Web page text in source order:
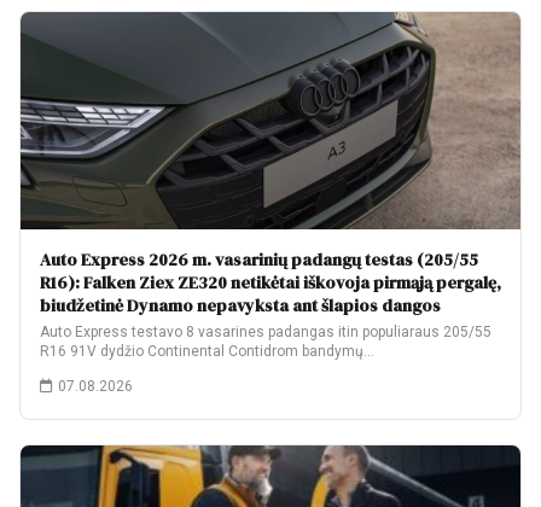
Auto Express 2026 m. vasarinių padangų testas (205/55
R16): Falken Ziex ZE320 netikėtai iškovoja pirmąją pergalę,
biudžetinė Dynamo nepavyksta ant šlapios dangos
Auto Express testavo 8 vasarines padangas itin populiaraus 205/55
R16 91V dydžio Continental Contidrom bandymų…
07.08.2026